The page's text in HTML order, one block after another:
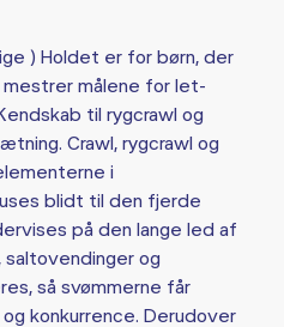
) Holdet er for børn, der
målene for let-
til rygcrawl og
Crawl, rygcrawl og
i
blidt til den fjerde
på den lange led af
og
så svømmerne får
konkurrence. Derudover